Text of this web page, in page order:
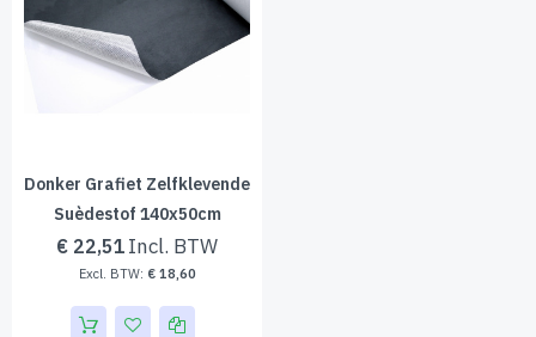
Donker Grafiet Zelfklevende
Suèdestof 140x50cm
€ 22,51
€ 18,60